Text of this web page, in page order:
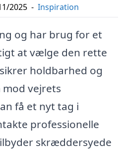
2025 - Inspiration
og har brug for et
at vælge den rette
holdbarhed og
vejrets
få et nyt tag i
professionelle
skræddersyede